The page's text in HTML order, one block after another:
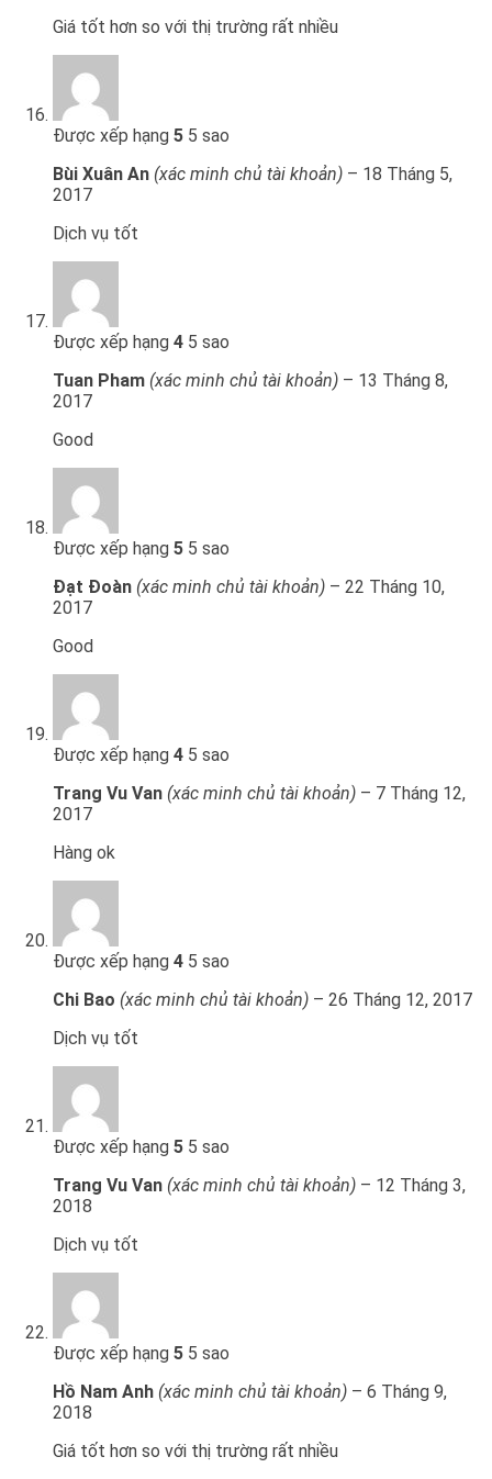
Giá tốt hơn so với thị trường rất nhiều
Được xếp hạng 5 5 sao
Bùi Xuân An (xác minh chủ tài khoản) – 18 Tháng 5,
2017
Dịch vụ tốt
Được xếp hạng 4 5 sao
Tuan Pham (xác minh chủ tài khoản) – 13 Tháng 8,
2017
Good
Được xếp hạng 5 5 sao
Đạt Đoàn (xác minh chủ tài khoản) – 22 Tháng 10,
2017
Good
Được xếp hạng 4 5 sao
Trang Vu Van (xác minh chủ tài khoản) – 7 Tháng 12,
2017
Hàng ok
Được xếp hạng 4 5 sao
Chi Bao (xác minh chủ tài khoản) – 26 Tháng 12, 2017
Dịch vụ tốt
Được xếp hạng 5 5 sao
Trang Vu Van (xác minh chủ tài khoản) – 12 Tháng 3,
2018
Dịch vụ tốt
Được xếp hạng 5 5 sao
Hồ Nam Anh (xác minh chủ tài khoản) – 6 Tháng 9,
2018
Giá tốt hơn so với thị trường rất nhiều